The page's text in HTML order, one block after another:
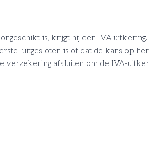
is, krijgt hij een IVA
uitgesloten is of dat de kans op
verzekering afsluiten om de IVA-